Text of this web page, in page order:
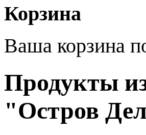
Корзина
Ваша корзина
Продукты
"Остров